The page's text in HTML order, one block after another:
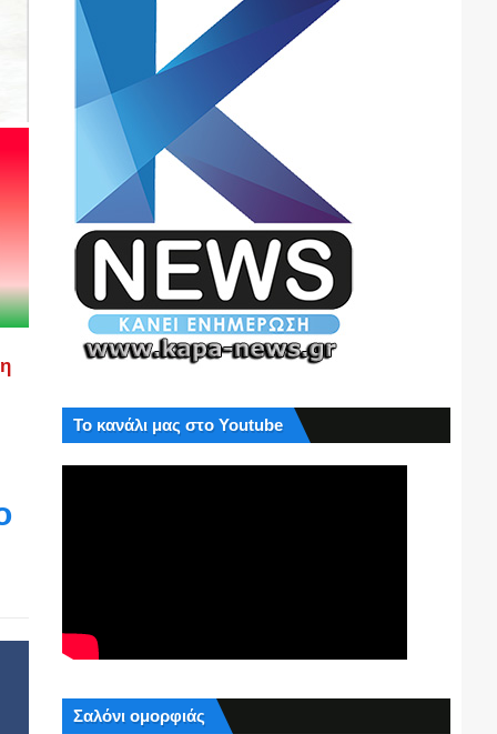
Το κανάλι μας στο Youtube
Σαλόνι ομορφιάς